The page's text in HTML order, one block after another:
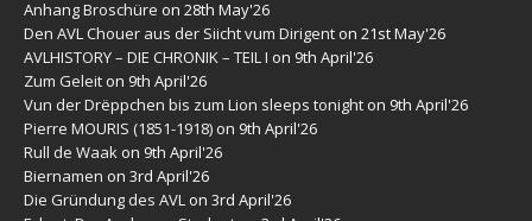
Anhang Broschüre on 28th May'26
Den AVL Chouer aus der Siicht vum Dirigent on 21st May'26
AVLHISTORY – DIE CHRONIK – TEIL I on 9th April'26
Zum Geleit on 9th April'26
Vun der Drëppchen bis zum Lion sleeps tonight on 9th April'26
Pierre MOURIS (1851-1918) on 9th April'26
Rull de Waak on 9th April'26
Biernamen on 3rd April'26
Die Gründung des AVL on 3rd April'26